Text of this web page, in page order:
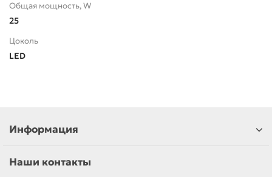
Общая мощность, W
25
Цоколь
LED
Информация
Наши контакты